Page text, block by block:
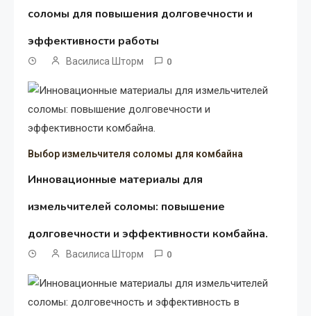
соломы для повышения долговечности и
эффективности работы
Василиса Шторм 0
Выбор измельчителя соломы для комбайна
Инновационные материалы для
измельчителей соломы: повышение
долговечности и эффективности комбайна.
Василиса Шторм 0